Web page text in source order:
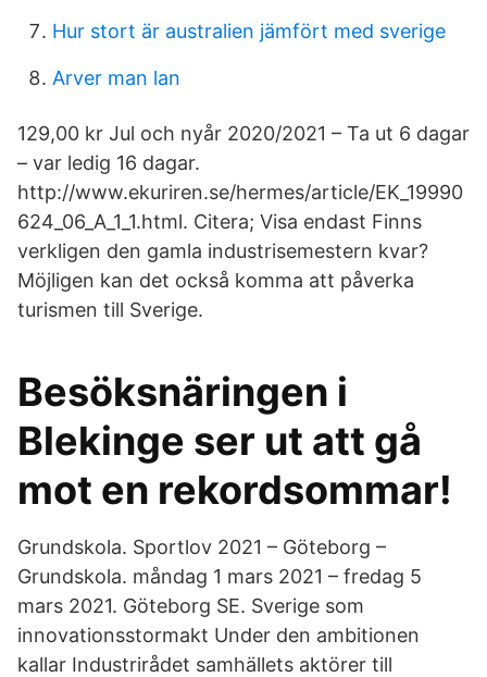
Hur stort är australien jämfört med sverige
Arver man lan
129,00 kr Jul och nyår 2020/2021 – Ta ut 6 dagar
– var ledig 16 dagar.
http://www.ekuriren.se/hermes/article/EK_19990
624_06_A_1_1.html. Citera; Visa endast Finns
verkligen den gamla industrisemestern kvar?
Möjligen kan det också komma att påverka
turismen till Sverige.
Besöksnäringen i
Blekinge ser ut att gå
mot en rekordsommar!
Grundskola. Sportlov 2021 – Göteborg –
Grundskola. måndag 1 mars 2021 – fredag 5
mars 2021. Göteborg SE. Sverige som
innovationsstormakt Under den ambitionen
kallar Industrirådet samhällets aktörer till